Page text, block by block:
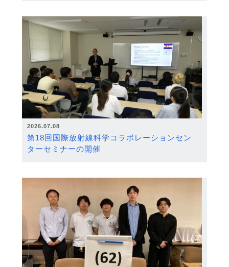
2026.07.08
第18回国際放射線科学コラボレーションセン
ターセミナーの開催